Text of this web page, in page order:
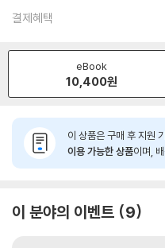
결제혜택
eBook
10,400원
이 상품은 구매 후 지원
이용 가능한 상품이며,
이 분야의 이벤트 9